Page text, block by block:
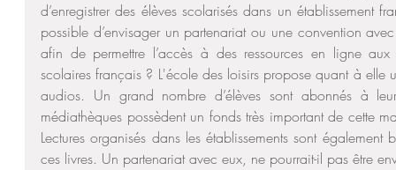
d’enregistrer des élèves scolarisés dans un établissement
possible d’envisager un partenariat ou une convention
afin de permettre l’accès à des ressources en ligne
scolaires français ? L'école des loisirs propose quant à elle
audios. Un grand nombre d’élèves sont abonnés à
médiathèques possèdent un fonds très important de cette
Lectures organisés dans les établissements sont
ces livres. Un partenariat avec eux, ne pourrait-il pas être